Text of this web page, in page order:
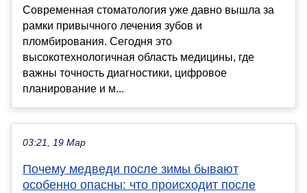
Современная стоматология уже давно вышла за
рамки привычного лечения зубов и
пломбирования. Сегодня это
высокотехнологичная область медицины, где
важны точность диагностики, цифровое
планирование и м...
03:21, 19 Мар
Почему медведи после зимы бывают
особенно опасны: что происходит после